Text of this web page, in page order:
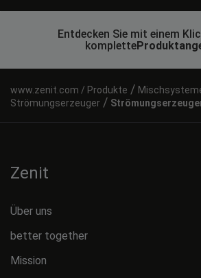
Entdecken Sie mit einem
komplette
Produkte /
Strömungserzeuger /
Zenit
Über uns
better together
Mission